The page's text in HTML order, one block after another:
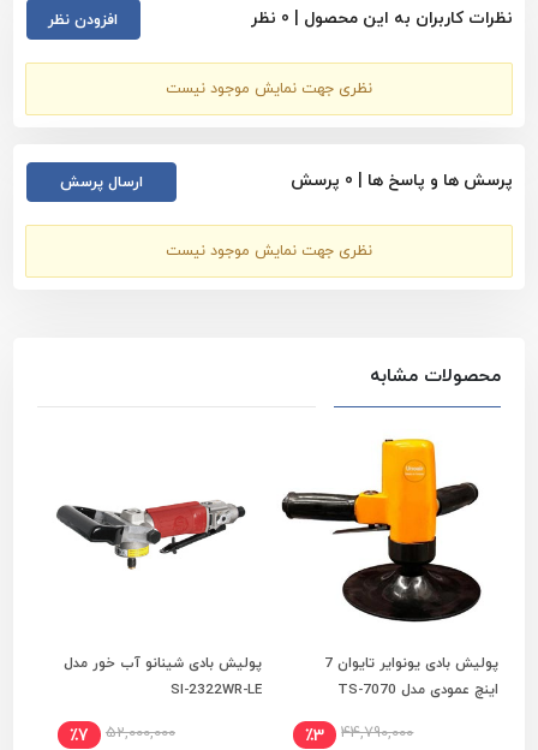
مشاهده تمام محصولات برنداینگرسولرند - Ingersoll Rand
مشاهده همه محصولاتپولیش بادی - اینگرسولرند - Ingersoll Rand
نظرات کاربران به این محصول | 0 نظر افزودن نظر
نظری جهت نمایش موجود نیست
پرسش ها و پاسخ ها | 0 پرسش ارسال پرسش
نظری جهت نمایش موجود نیست
محصولات مشابه
افزودن به سبد خریدپولیش بادی یونوایر تایوان 7
اینچ عمودی مدل TS-7070
44,790,000 ٪3
افزودن به سبد خرید
پولیش بادی شینانو آب خور مدل
SI-2322WR-LE
52,000,000 ٪7